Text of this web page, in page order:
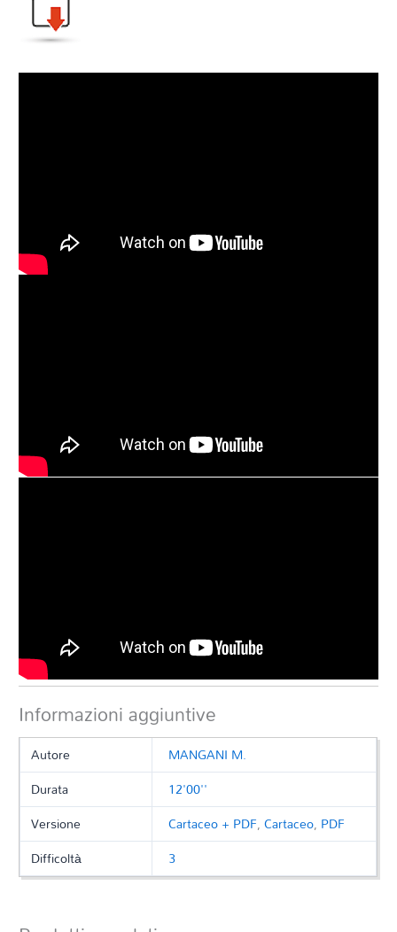
Informazioni aggiuntive
Autore
MANGANI M.
Durata
12'00''
Versione
Cartaceo + PDF,Cartaceo, PDF
Difficoltà
3